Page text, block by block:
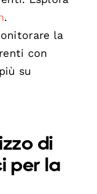
.
la
con
su
di
per la